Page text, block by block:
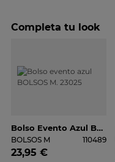
Completa tu look
Bolso Evento Azul BOLSOS M. 23025
BOLSOS M 110489
23,95 €